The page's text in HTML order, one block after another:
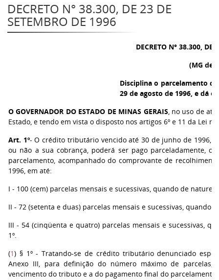
DECRETO N° 38.300, DE 23 DE
SETEMBRO DE 1996
DECRETO N° 38.300, DE
(MG de
Disciplina o parcelamento
29 de agosto de 1996, e dá
O GOVERNADOR DO ESTADO DE MINAS GERAIS, no uso de
Estado, e tendo em vista o disposto nos artigos 6º e 11 da Lei
Art. 1º- O crédito tributário vencido até 30 de junho de 1996,
ou não a sua cobrança, poderá ser pago parceladamente,
parcelamento, acompanhado do comprovante de
1996, em até:
I - 100 (cem) parcelas mensais e sucessivas, quando de
II - 72 (setenta e duas) parcelas mensais e sucessivas, quando
III - 54 (cinqüenta e quatro) parcelas mensais e sucessivas,
1º.
(1) § 1º - Tratando-se de crédito tributário denunciado
Anexo III, para definição do número máximo de
vencimento do tributo e a do pagamento final do parcelamento.